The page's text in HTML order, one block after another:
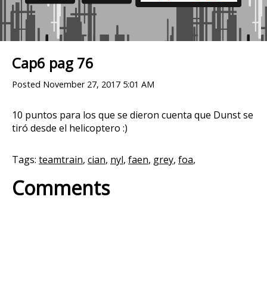
Cap6 pag 76
Posted November 27, 2017 5:01 AM
10 puntos para los que se dieron cuenta que Dunst se
tiró desde el helicoptero :)
Tags: teamtrain, cian, nyl, faen, grey, foa,
Comments